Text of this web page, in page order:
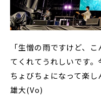
「生憎の雨ですけど、
てくれてうれしいです
ちょびちょになって楽
雄大(Vo)